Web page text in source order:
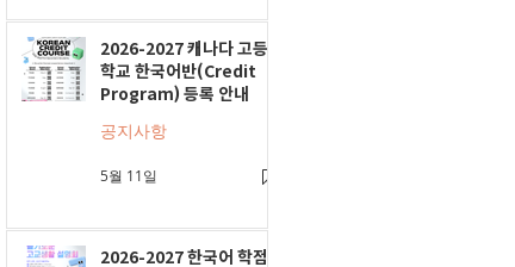
2026-2027 캐나다 고등
학교 한국어반(Credit
Program) 등록 안내
공지사항
5월 11일
2026-2027 한국어 학점